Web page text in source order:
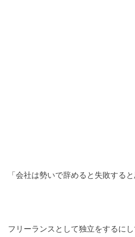
「会社は勢いで辞めると失敗する
フリーランスとして独立をするに